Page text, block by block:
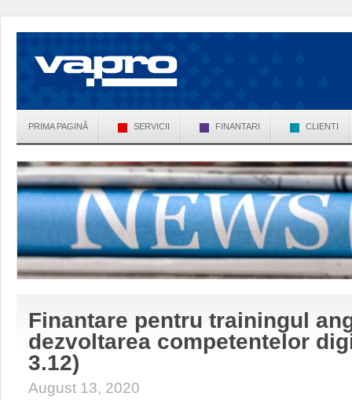
PRIMA PAGINĂ SERVICII FINANTARI CLIENTI
Finantare pentru trainingul
dezvoltarea competentelor
3.12)
August 13, 2020